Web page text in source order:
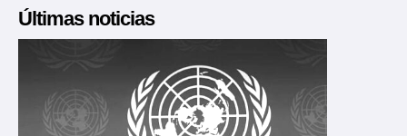
Últimas noticias